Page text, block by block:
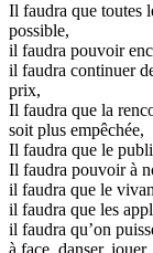
Il faudra que toutes
possible,
il faudra pouvoir
il faudra continuer
prix,
Il faudra que la
soit plus empêchée,
Il faudra que le
Il faudra pouvoir à
il faudra que le
il faudra que les
il faudra qu’on
à face, danser,